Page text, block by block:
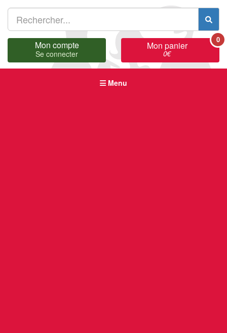
Mon compte
Se connecter
Mon panier
0€
0
Menu